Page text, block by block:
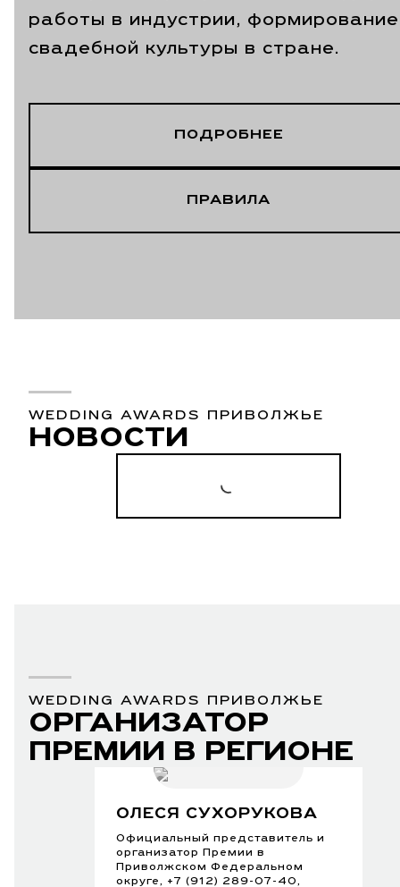
работы в индустрии, формирование
свадебной культуры в стране.
ПОДРОБНЕЕ
ПРАВИЛА
WEDDING AWARDS ПРИВОЛЖЬЕ
НОВОСТИ
WEDDING AWARDS ПРИВОЛЖЬЕ
ОРГАНИЗАТОР
ПРЕМИИ В РЕГИОНЕ
ОЛЕСЯ СУХОРУКОВА
Официальный представитель и
организатор Премии в
Приволжском Федеральном
округе, +7 (912) 289-07-40,